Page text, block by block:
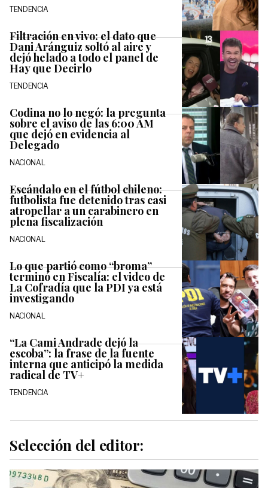
TENDENCIA
Filtración en vivo: el dato que
Dani Aránguiz soltó al aire y
dejó helado a todo el panel de
Hay que Decirlo
TENDENCIA
Codina no lo negó: la pregunta
sobre el aviso de las 6:00 AM
que dejó en evidencia al
Delegado
NACIONAL
Escándalo en el fútbol chileno:
futbolista fue detenido tras casi
atropellar a un carabinero en
plena fiscalización
NACIONAL
Lo que partió como “broma”
terminó en Fiscalía: el video de
La Cofradía que la PDI ya está
investigando
NACIONAL
“La Cami Andrade dejó la
escoba”: la frase de la fuente
interna que anticipó la medida
radical de TV+
TENDENCIA
Selección del editor: